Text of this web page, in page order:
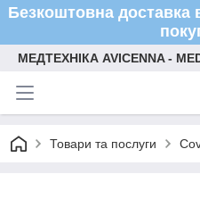
Безкоштовна доставка
МЕДТЕХНІКА AVICENNA -
Товари та послуги